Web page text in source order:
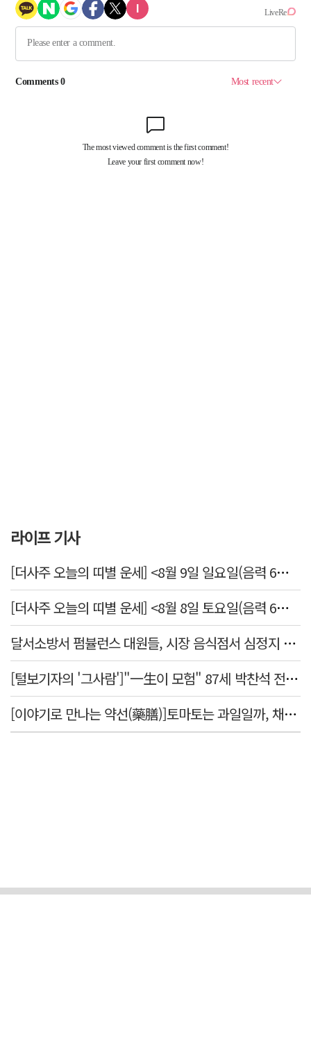
라이프 기사
[더사주 오늘의 띠별 운세] <8월 9일 일요일(음력 6월27일)>
[더사주 오늘의 띠별 운세] <8월 8일 토요일(음력 6월26일)>
달서소방서 펌뷸런스 대원들, 시장 음식점서 심정지 환자 생명 살려
[털보기자의 '그사람']"一生이 모험" 87세 박찬석 전 경북대 총장
[이야기로 만나는 약선(藥膳)]토마토는 과일일까, 채소일까